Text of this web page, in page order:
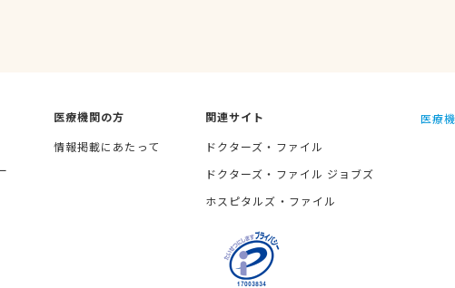
医療機関の方
情報掲載にあたって
関連サイト
ドクターズ・ファイル
ドクターズ・ファイル ジョブズ
ホスピタルズ・ファイル
医療